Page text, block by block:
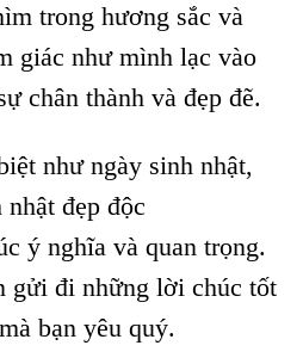
trong hương sắc và
giác như mình lạc vào
chân thành và đẹp đẽ.
như ngày sinh nhật,
đẹp độc
ý nghĩa và quan trọng.
gửi đi những lời chúc tốt
bạn yêu quý.